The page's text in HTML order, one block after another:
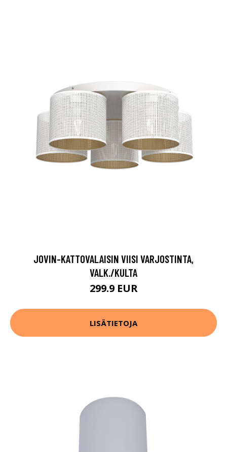
JOVIN-KATTOVALAISIN VIISI VARJOSTINTA,
VALK./KULTA
299.9 EUR
LISÄTIETOJA